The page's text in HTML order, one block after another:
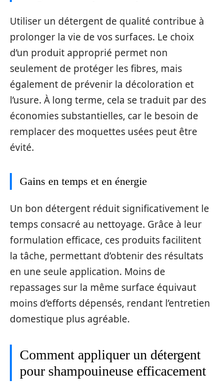
Utiliser un détergent de qualité contribue à
prolonger la vie de vos surfaces. Le choix
d’un produit approprié permet non
seulement de protéger les fibres, mais
également de prévenir la décoloration et
l’usure. À long terme, cela se traduit par des
économies substantielles, car le besoin de
remplacer des moquettes usées peut être
évité.
Gains en temps et en énergie
Un bon détergent réduit significativement le
temps consacré au nettoyage. Grâce à leur
formulation efficace, ces produits facilitent
la tâche, permettant d’obtenir des résultats
en une seule application. Moins de
repassages sur la même surface équivaut
moins d’efforts dépensés, rendant l’entretien
domestique plus agréable.
Comment appliquer un détergent
pour shampouineuse efficacement